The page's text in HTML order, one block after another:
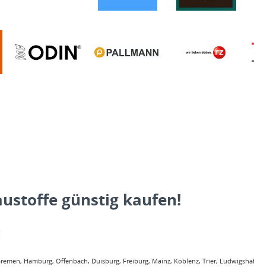
günstig kaufen!
Hamburg, Offenbach, Duisburg, Freiburg, Mainz, Koblenz, Trier,